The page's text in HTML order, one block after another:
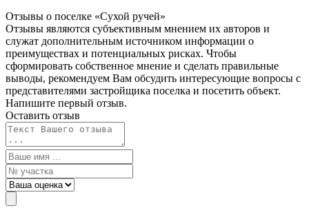
Отзывы о поселке «Сухой ручей»
Отзывы являются субъективным мнением их авторов и
служат дополнительным источником информации о
преимуществах и потенциальных рисках. Чтобы
сформировать собственное мнение и сделать правильные
выводы, рекомендуем Вам обсудить интересующие вопросы с
представителями застройщика поселка и посетить объект.
Напишите первый отзыв.
Оставить отзыв